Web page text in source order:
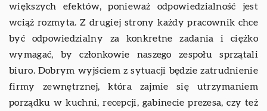
większych efektów, ponieważ odpowiedzialność jest
wciąż rozmyta. Z drugiej strony każdy pracownik chce
być odpowiedzialny za konkretne zadania i ciężko
wymagać, by członkowie naszego zespołu sprzątali
biuro. Dobrym wyjściem z sytuacji będzie zatrudnienie
firmy zewnętrznej, która zajmie się utrzymaniem
porządku w kuchni, recepcji, gabinecie prezesa, czy też